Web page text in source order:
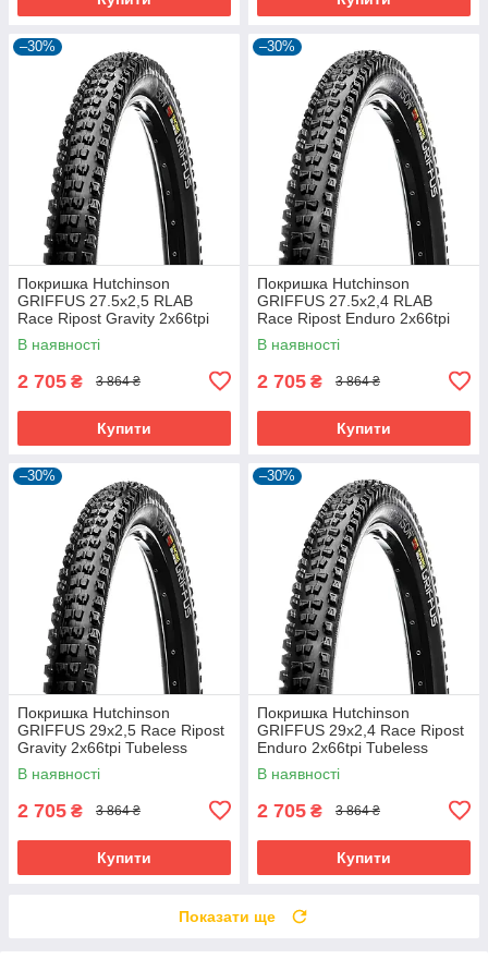
–30%
Покришка Hutchinson
GRIFFUS 27.5х2,5 RLAB
Race Ripost Gravity 2x66tpi
Tubeless Ready Складна
Black
В наявності
2 705 ₴ 3 864 ₴
Купити
–30%
Покришка Hutchinson
GRIFFUS 27.5х2,4 RLAB
Race Ripost Enduro 2x66tpi
Tubeless Ready Складна
Black
В наявності
2 705 ₴ 3 864 ₴
Купити
–30%
Покришка Hutchinson
GRIFFUS 29х2,5 Race Ripost
Gravity 2x66tpi Tubeless
Ready Складана Black
В наявності
2 705 ₴ 3 864 ₴
Купити
–30%
Покришка Hutchinson
GRIFFUS 29х2,4 Race Ripost
Enduro 2x66tpi Tubeless
Ready Складана Black
В наявності
2 705 ₴ 3 864 ₴
Купити
Показати ще